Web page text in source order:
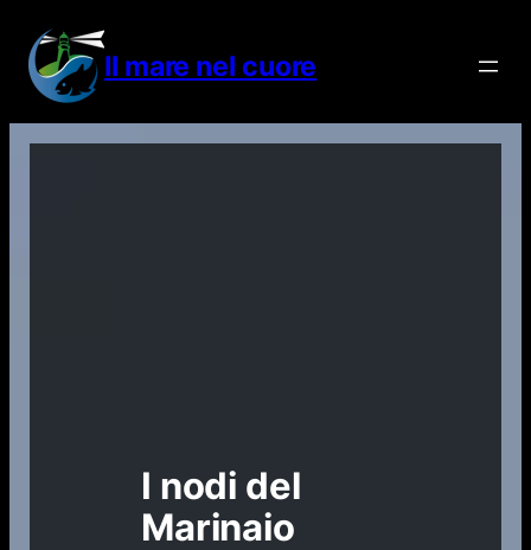
contenuto
Il mare nel cuore
I nodi del
Marinaio